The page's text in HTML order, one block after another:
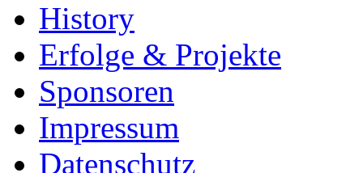
History
Erfolge & Projekte
Sponsoren
Impressum
Datenschutz